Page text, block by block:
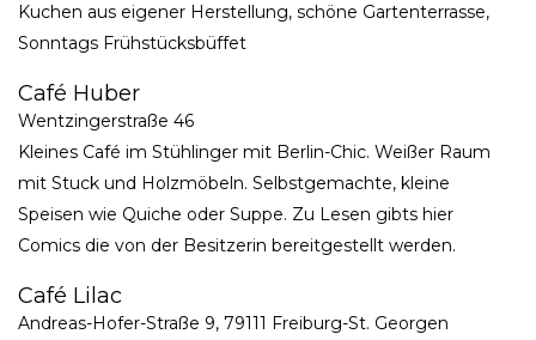
Kuchen aus eigener Herstellung, schöne Gartenterrasse,
Sonntags Frühstücksbüffet
Café Huber
Wentzingerstraße 46
Kleines Café im Stühlinger mit Berlin-Chic. Weißer Raum
mit Stuck und Holzmöbeln. Selbstgemachte, kleine
Speisen wie Quiche oder Suppe. Zu Lesen gibts hier
Comics die von der Besitzerin bereitgestellt werden.
Café Lilac
Andreas-Hofer-Straße 9, 79111 Freiburg-St. Georgen